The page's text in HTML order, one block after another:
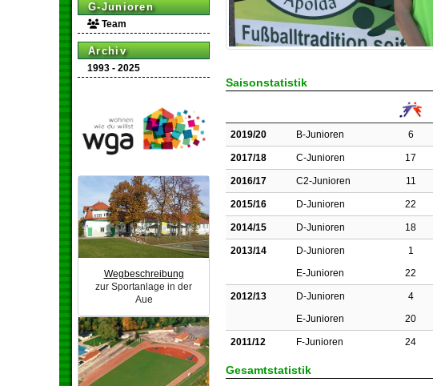
G-Junioren
Team
Archiv
1993 - 2025
Wegbeschreibung
zur Sportanlage in der
Aue
Saisonstatistik
2019/20 B-Junioren 6
2017/18 C-Junioren 17
2016/17 C2-Junioren 11
2015/16 D-Junioren 22
2014/15 D-Junioren 18
2013/14 D-Junioren 1
E-Junioren
22
2012/13 D-Junioren 4
E-Junioren
20
2011/12 F-Junioren 24
Gesamtstatistik